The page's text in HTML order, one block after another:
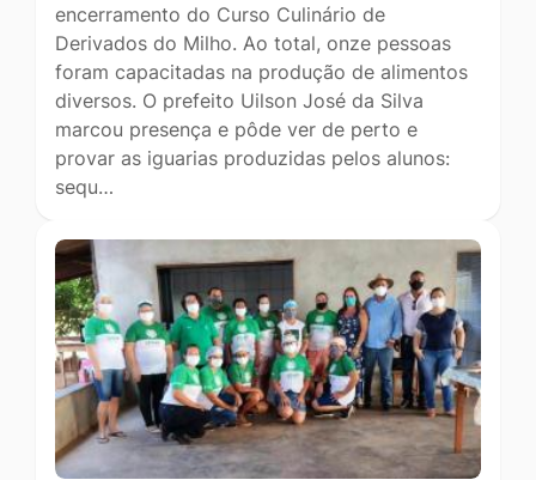
encerramento do Curso Culinário de
Derivados do Milho. Ao total, onze pessoas
foram capacitadas na produção de alimentos
diversos. O prefeito Uilson José da Silva
marcou presença e pôde ver de perto e
provar as iguarias produzidas pelos alunos:
sequ…